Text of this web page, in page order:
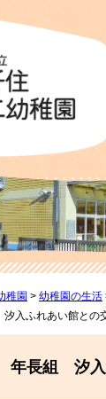
稚園 > 幼稚園の生活
入ふれあい館との
年長組 汐入